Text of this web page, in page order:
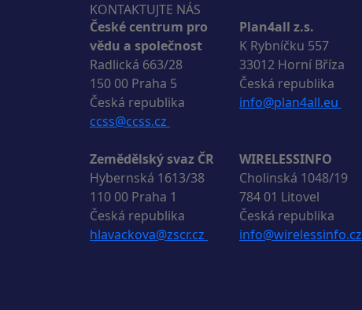
KONTAKTUJTE NÁS
České centrum pro
vědu a společnost
Radlická 663/28
150 00 Praha 5
Česká republika
ccss@ccss.cz
Plan4all z.s.
K Rybníčku 557
33012 Horní Bříza
Česká republika
info@plan4all.eu
Zemědělský svaz ČR
Hybernská 1613/38
110 00 Praha 1
Česká republika
hlavackova@zscr.cz
WIRELESSINFO
Cholinská 1048/19
784 01 Litovel
Česká republika
info@wirelessinfo.cz